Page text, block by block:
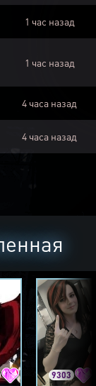
1 час назад
1 час назад
4 часа назад
4 часа назад
9303